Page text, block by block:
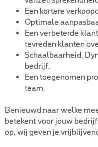
Een kortere
Optimale
Een verbeterde
tevreden klanten
Schaalbaarheid.
bedrijf.
Een toegenomen
team.
Benieuwd naar welke
betekent voor jouw
op, wij geven je